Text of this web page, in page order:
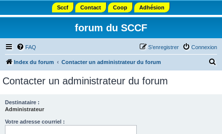
Sccf Contact Coop Adhésion
forum du SCCF
FAQ Connexion
S’enregistrer
Index du forum Contacter un administrateur du forum
Contacter un administrateur du forum
Destinataire :
Administrateur
Votre adresse courriel :